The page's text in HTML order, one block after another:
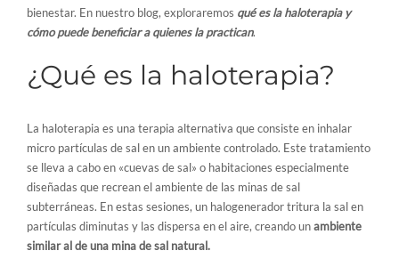
bienestar. En nuestro blog, exploraremos qué es la haloterapia y
cómo puede beneficiar a quienes la practican.
¿Qué es la haloterapia?
La haloterapia es una terapia alternativa que consiste en inhalar
micro partículas de sal en un ambiente controlado. Este tratamiento
se lleva a cabo en «cuevas de sal» o habitaciones especialmente
diseñadas que recrean el ambiente de las minas de sal
subterráneas. En estas sesiones, un halogenerador tritura la sal en
partículas diminutas y las dispersa en el aire, creando unambiente
similar al de una mina de sal natural.